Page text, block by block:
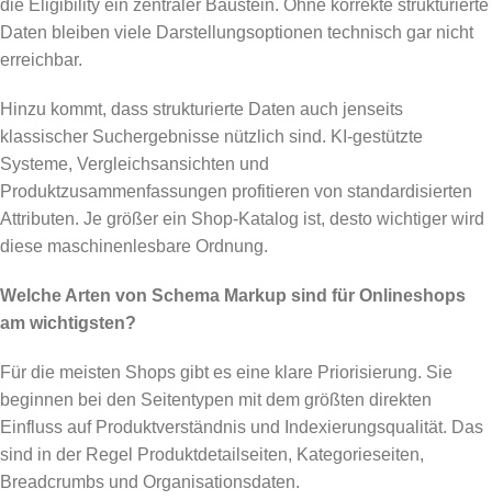
die Eligibility ein zentraler Baustein. Ohne korrekte strukturierte
Daten bleiben viele Darstellungsoptionen technisch gar nicht
erreichbar.
Hinzu kommt, dass strukturierte Daten auch jenseits
klassischer Suchergebnisse nützlich sind. KI-gestützte
Systeme, Vergleichsansichten und
Produktzusammenfassungen profitieren von standardisierten
Attributen. Je größer ein Shop-Katalog ist, desto wichtiger wird
diese maschinenlesbare Ordnung.
Welche Arten von Schema Markup sind für Onlineshops
am wichtigsten?
Für die meisten Shops gibt es eine klare Priorisierung. Sie
beginnen bei den Seitentypen mit dem größten direkten
Einfluss auf Produktverständnis und Indexierungsqualität. Das
sind in der Regel Produktdetailseiten, Kategorieseiten,
Breadcrumbs und Organisationsdaten.